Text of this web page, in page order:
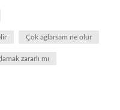
Çok ağlarsam ne olur
zararlı mı